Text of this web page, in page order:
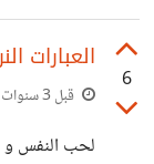
هنا ..
.. مليكها
6
العبارات
قبل 3 سنوات
لحب النفس و